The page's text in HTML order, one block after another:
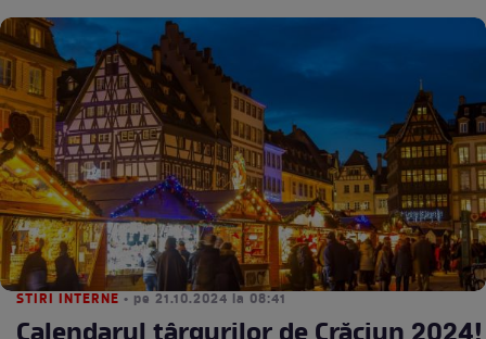
STIRI INTERNE • pe 21.10.2024 la 08:41